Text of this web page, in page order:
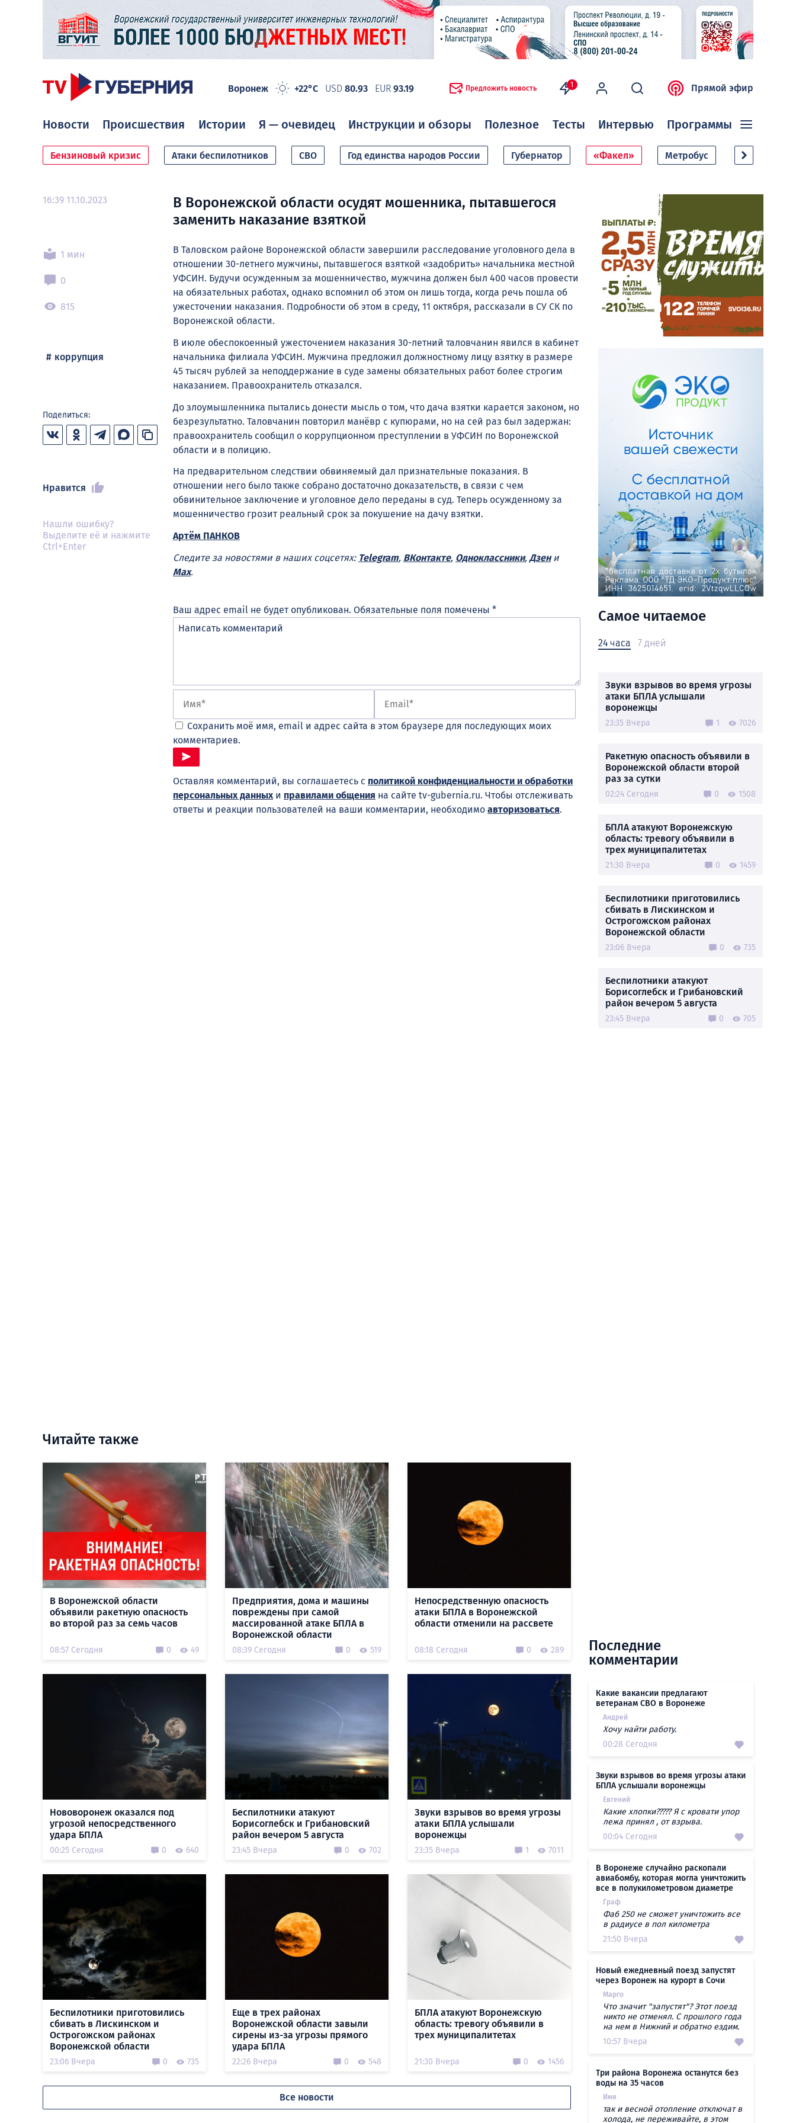
Воронеж +22°C USD 80.93 EUR 93.19 Предложить новость 1 Прямой эфир
Новости Происшествия Истории Я — очевидец Инструкции и обзоры Полезное Тесты Интервью Программы
Бензиновый кризис Атаки беспилотников СВО Год единства народов России Губернатор «Факел» Метробус Дачный
16:39 11.10.2023
1 мин
0
815
коррупция
Поделиться:
Нравится
Нашли ошибку?
Выделите её и нажмите
Ctrl+Enter
В Воронежской области осудят мошенника, пытавшегося
заменить наказание взяткой
В Таловском районе Воронежской области завершили расследование уголовного дела в
отношении 30-летнего мужчины, пытавшегося взяткой «задобрить» начальника местной
УФСИН. Будучи осужденным за мошенничество, мужчина должен был 400 часов провести
на обязательных работах, однако вспомнил об этом он лишь тогда, когда речь пошла об
ужесточении наказания. Подробности об этом в среду, 11 октября, рассказали в СУ СК по
Воронежской области.
В июле обеспокоенный ужесточением наказания 30-летний таловчанин явился в кабинет
начальника филиала УФСИН. Мужчина предложил должностному лицу взятку в размере
45 тысяч рублей за неподдержание в суде замены обязательных работ более строгим
наказанием. Правоохранитель отказался.
До злоумышленника пытались донести мысль о том, что дача взятки карается законом, но
безрезультатно. Таловчанин повторил манёвр с купюрами, но на сей раз был задержан:
правоохранитель сообщил о коррупционном преступлении в УФСИН по Воронежской
области и в полицию.
На предварительном следствии обвиняемый дал признательные показания. В
отношении него было также собрано достаточно доказательств, в связи с чем
обвинительное заключение и уголовное дело переданы в суд. Теперь осужденному за
мошенничество грозит реальный срок за покушение на дачу взятки.
Артём ПАНКОВ
Следите за новостями в наших соцсетях: Telegram, ВКонтакте, Одноклассники, Дзени
Max.
Ваш адрес email не будет опубликован. Обязательные поля помечены *
Сохранить моё имя, email и адрес сайта в этом браузере для последующих моих
комментариев.
Оставляя комментарий, вы соглашаетесь с политикой конфиденциальности и обработки
персональных данных и правилами общения на сайте tv-gubernia.ru. Чтобы отслеживать
ответы и реакции пользователей на ваши комментарии, необходимо авторизоваться.
Самое читаемое
24 часа 7 дней
Звуки взрывов во время угрозы
атаки БПЛА услышали
воронежцы
23:35 Вчера 1 7026
Ракетную опасность объявили в
Воронежской области второй
раз за сутки
02:24 Сегодня 0 1508
БПЛА атакуют Воронежскую
область: тревогу объявили в
трех муниципалитетах
21:30 Вчера 0 1459
Беспилотники приготовились
сбивать в Лискинском и
Острогожском районах
Воронежской области
23:06 Вчера 0 735
Беспилотники атакуют
Борисоглебск и Грибановский
район вечером 5 августа
23:45 Вчера 0 705
Читайте также
В Воронежской области
объявили ракетную опасность
во второй раз за семь часов
08:57 Сегодня 0 49
Предприятия, дома и машины
повреждены при самой
массированной атаке БПЛА в
Воронежской области
08:39 Сегодня 0 519
Непосредственную опасность
атаки БПЛА в Воронежской
области отменили на рассвете
08:18 Сегодня 0 289
Нововоронеж оказался под
угрозой непосредственного
удара БПЛА
00:25 Сегодня 0 640
Беспилотники атакуют
Борисоглебск и Грибановский
район вечером 5 августа
23:45 Вчера 0 702
Звуки взрывов во время угрозы
атаки БПЛА услышали
воронежцы
23:35 Вчера 1 7011
Беспилотники приготовились
сбивать в Лискинском и
Острогожском районах
Воронежской области
23:06 Вчера 0 735
Еще в трех районах
Воронежской области завыли
сирены из-за угрозы прямого
удара БПЛА
22:26 Вчера 0 548
БПЛА атакуют Воронежскую
область: тревогу объявили в
трех муниципалитетах
21:30 Вчера 0 1456
Все новости
Последние
комментарии
Какие вакансии предлагают
ветеранам СВО в Воронеже
Андрей
Хочу найти работу.
00:28 Сегодня
Звуки взрывов во время угрозы атаки
БПЛА услышали воронежцы
Евгений
Какие хлопки????? Я с кровати упор
лежа принял , от взрыва.
00:04 Сегодня
В Воронеже случайно раскопали
авиабомбу, которая могла уничтожить
все в полукилометровом диаметре
Граф
Фаб 250 не сможет уничтожить все
в радиусе в пол километра
21:50 Вчера
Новый ежедневный поезд запустят
через Воронеж на курорт в Сочи
Марго
Что значит "запустят"? Этот поезд
никто не отменял. С прошлого года
на нем в Нижний и обратно ездим.
10:57 Вчера
Три района Воронежа останутся без
воды на 35 часов
Имя
так и весной отопление отключат в
холода, не переживайте, в этом